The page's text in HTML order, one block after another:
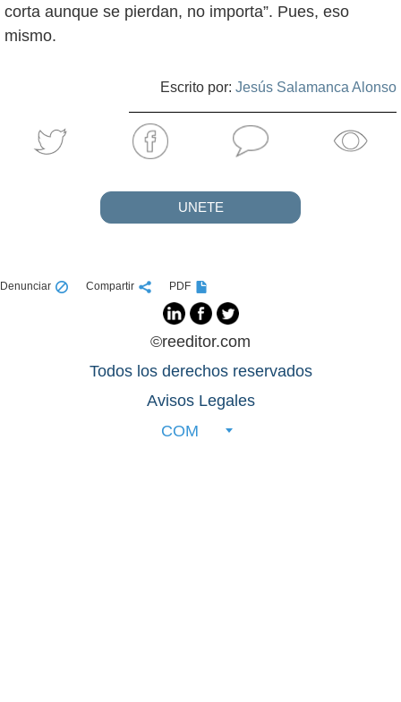
corta aunque se pierdan, no importa”. Pues, eso
mismo.
Escrito por: Jesús Salamanca Alonso
UNETE
Denunciar Compartir PDF
©reeditor.com
Todos los derechos reservados
Avisos Legales